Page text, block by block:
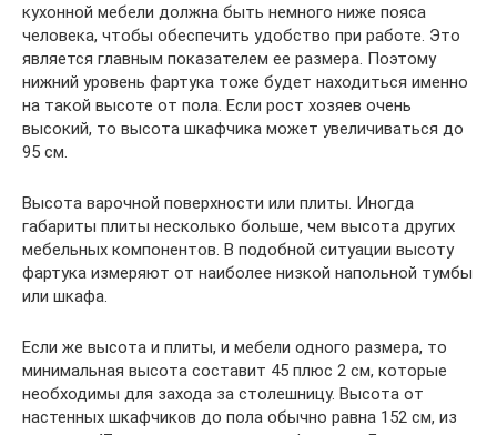
кухонной мебели должна быть немного ниже пояса
человека, чтобы обеспечить удобство при работе. Это
является главным показателем ее размера. Поэтому
нижний уровень фартука тоже будет находиться именно
на такой высоте от пола. Если рост хозяев очень
высокий, то высота шкафчика может увеличиваться до
95 см.
Высота варочной поверхности или плиты. Иногда
габариты плиты несколько больше, чем высота других
мебельных компонентов. В подобной ситуации высоту
фартука измеряют от наиболее низкой напольной тумбы
или шкафа.
Если же высота и плиты, и мебели одного размера, то
минимальная высота составит 45 плюс 2 см, которые
необходимы для захода за столешницу. Высота от
настенных шкафчиков до пола обычно равна 152 см, из